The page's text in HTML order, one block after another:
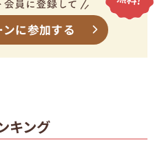
に参加する
キング